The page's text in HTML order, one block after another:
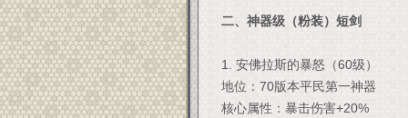
二、神器级（粉装）短剑
1. 安佛拉斯的暴怒（60级）
地位：70版本平民第一神器
核心属性：暴击伤害+20%